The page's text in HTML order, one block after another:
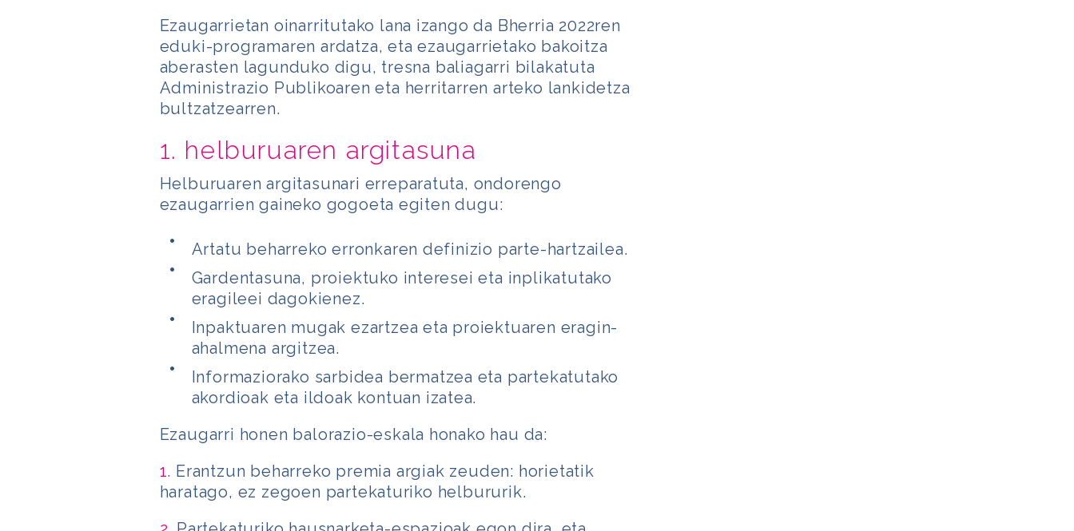
Ezaugarrietan oinarritutako lana izango da Bherria 2022ren
eduki-programaren ardatza, eta ezaugarrietako bakoitza
aberasten lagunduko digu, tresna baliagarri bilakatuta
Administrazio Publikoaren eta herritarren arteko lankidetza
bultzatzearren.
1. helburuaren argitasuna
Helburuaren argitasunari erreparatuta, ondorengo
ezaugarrien gaineko gogoeta egiten dugu:
Artatu beharreko erronkaren definizio parte-hartzailea.
Gardentasuna, proiektuko interesei eta inplikatutako
eragileei dagokienez.
Inpaktuaren mugak ezartzea eta proiektuaren eragin-
ahalmena argitzea.
Informaziorako sarbidea bermatzea eta partekatutako
akordioak eta ildoak kontuan izatea.
Ezaugarri honen balorazio-eskala honako hau da:
1. Erantzun beharreko premia argiak zeuden: horietatik
haratago, ez zegoen partekaturiko helbururik.